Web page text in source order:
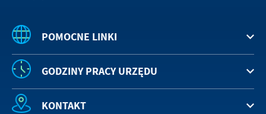
POMOCNE LINKI
GODZINY PRACY URZĘDU
KONTAKT